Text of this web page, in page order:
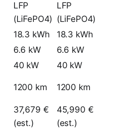
LFP
(LiFePO4)
LFP
(LiFePO4)
18.3 kWh
18.3 kWh
6.6 kW
6.6 kW
40 kW
40 kW
1200 km 1200 km
37,679 €
(est.)
45,990 €
(est.)